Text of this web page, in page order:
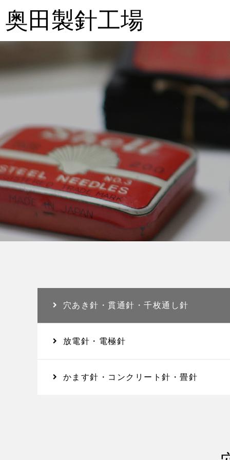
奥田製針工場
穴あき針・貫通針・千枚通し針
放電針・電極針
かます針・コンクリート針・畳針